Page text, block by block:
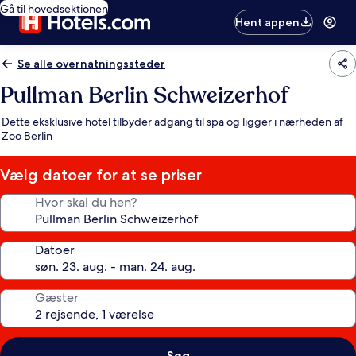
Gå til hovedsektionen
Hent appen
Se alle overnatningssteder
Pullman Berlin Schweizerhof
Dette eksklusive hotel tilbyder adgang til spa og ligger i nærheden af
Zoo Berlin
Vælg datoer for at se priser
Hvor skal du hen?
Datoer
Gæster